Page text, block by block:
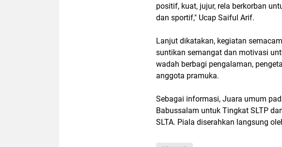
positif, kuat, jujur, rela berkorban
dan sportif," Ucap Saiful Arif.
Lanjut dikatakan, kegiatan
suntikan semangat dan motivasi
wadah berbagi pengalaman,
anggota pramuka.
Sebagai informasi, Juara umum
Babussalam untuk Tingkat SLTP
SLTA. Piala diserahkan langsung